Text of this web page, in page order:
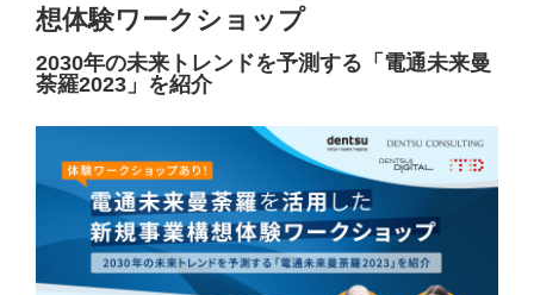
想体験ワークショップ
2030年の未来トレンドを予測する「電通未来曼
荼羅2023」を紹介